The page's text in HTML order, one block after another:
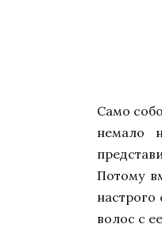
Само
немало
Потому
настрого
волос с